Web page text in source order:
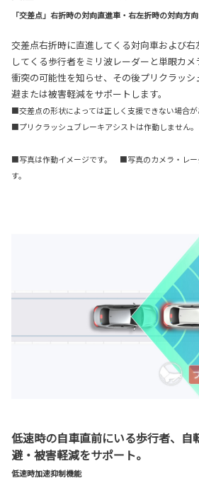
「交差点」右折時の対向直進車・右左折時の対向方
交差点右折時に直進してくる対向車および
してくる歩行者をミリ波レーダーと単眼カ
衝突の可能性を知らせ、その後プリクラッ
避または被害軽減をサポートします。
■交差点の形状によっては正しく支援できない場合が
■プリクラッシュブレーキアシストは作動しません。
■写真は作動イメージです。 ■写真のカメラ・レー
す。
低速時の自車直前にいる歩行者、自
避・被害軽減をサポート。
低速時加速抑制機能